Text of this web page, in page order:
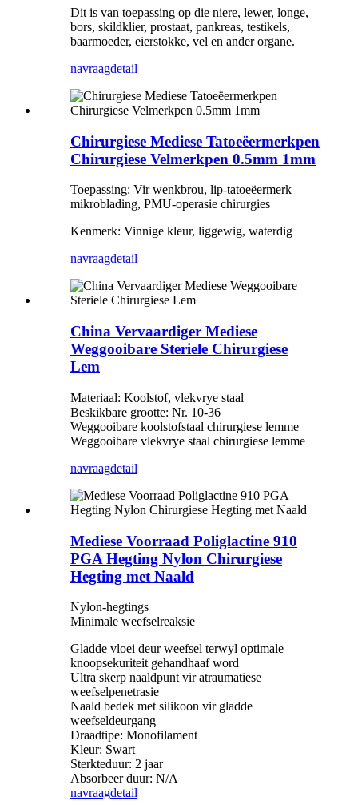
Dit is van toepassing op die niere, lewer, longe,
bors, skildklier, prostaat, pankreas, testikels,
baarmoeder, eierstokke, vel en ander organe.
navraagdetail
Chirurgiese Mediese Tatoeëermerkpen
Chirurgiese Velmerkpen 0.5mm 1mm
Toepassing: Vir wenkbrou, lip-tatoeëermerk
mikroblading, PMU-operasie chirurgies
Kenmerk: Vinnige kleur, liggewig, waterdig
navraagdetail
China Vervaardiger Mediese
Weggooibare Steriele Chirurgiese
Lem
Materiaal: Koolstof, vlekvrye staal
Beskikbare grootte: Nr. 10-36
Weggooibare koolstofstaal chirurgiese lemme
Weggooibare vlekvrye staal chirurgiese lemme
navraagdetail
Mediese Voorraad Poliglactine 910
PGA Hegting Nylon Chirurgiese
Hegting met Naald
Nylon-hegtings
Minimale weefselreaksie
Gladde vloei deur weefsel terwyl optimale
knoopsekuriteit gehandhaaf word
Ultra skerp naaldpunt vir atraumatiese
weefselpenetrasie
Naald bedek met silikoon vir gladde
weefseldeurgang
Draadtipe: Monofilament
Kleur: Swart
Sterkteduur: 2 jaar
Absorbeer duur: N/A
navraagdetail